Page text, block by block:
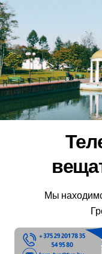
Перейти
к
содержанию
Мы